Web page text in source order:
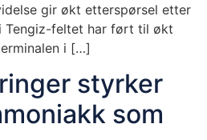
gir økt etterspørsel etter
Tengiz-feltet har ført til økt
i […]
styrker
som